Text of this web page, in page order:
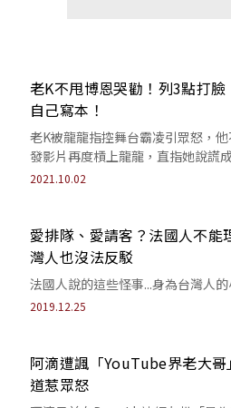
老K不甩博恩哭勸！列3點打
自己寫本！
老K被龍龍指控舞台霸凌引眾怒，
發影片再度槓上龍龍，直指她說謊
2021.10.02
愛排隊、愛請客？法國人不
灣人也沒法反駁
法國人說的這些怪事...身為台灣人
2019.12.25
阿滴遭諷「YouTube界老大
道惹眾怒